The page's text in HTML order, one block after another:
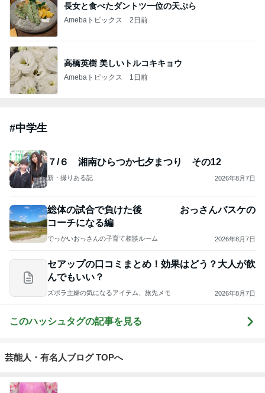
長女と食べたダントツ一位の天ぷら
Amebaトピックス 2日前
高橋英樹 美しいトルコキキョウ
Amebaトピックス 1日前
#中学生
７/６ 湘南ひらつか七夕まつり その12
新・撮りある記 2026年8月7日
総体の試合で負けた後 おっさんバスケの
コーチになる編
でっかいおっさんの子育て相談ルーム 2026年8月7日
セアップの口コミまとめ！効果はどう？大人が飲
んでもいい？
ズボラ主婦の気になるアイテム、旅先メモ 2026年8月7日
このハッシュタグの記事を見る
芸能人・有名人ブログ TOPへ